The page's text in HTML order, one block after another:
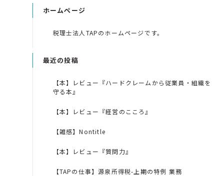
ホームページ
税理士法人TAPのホームページです。
最近の投稿
【本】レビュー『ハードクレームから従業員・組織を
守る本』
【本】レビュー『経営のこころ』
【雑感】Nontitle
【本】レビュー『質問力』
【TAPの仕事】源泉所得税-上期の特例 業務